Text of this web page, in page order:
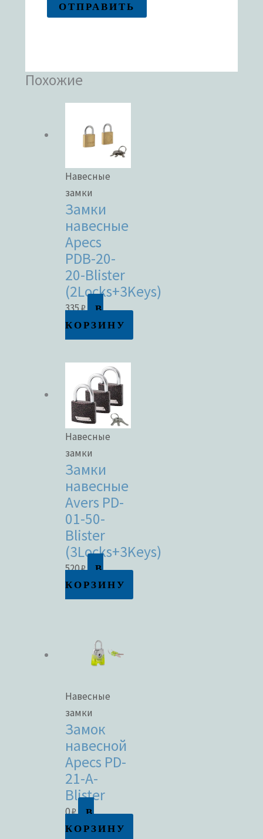
Похожие
Навесные
замки
Замки
навесные
Apecs
PDB-20-
20-Blister
(2Locks+3Keys)
335₽
В
КОРЗИНУ
Навесные
замки
Замки
навесные
Avers PD-
01-50-
Blister
(3Locks+3Keys)
520₽
В
КОРЗИНУ
Навесные
замки
Замок
навесной
Apecs PD-
21-A-
Blister
0₽
В
КОРЗИНУ